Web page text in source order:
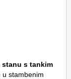
s tankim
u stambenim